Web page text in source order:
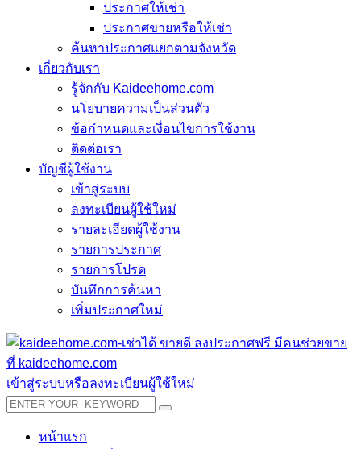
ประกาศให้เช่า
ประกาศขายหรือให้เช่า
ค้นหาประกาศแยกตามจังหวัด
เกี่ยวกับเรา
รู้จักกับ Kaideehome.com
นโยบายความเป็นส่วนตัว
ข้อกำหนดและเงื่อนไขการใช้งาน
ติดต่อเรา
บัญชีผู้ใช้งาน
เข้าสู่ระบบ
ลงทะเบียนผู้ใช้ใหม่
รายละเอียดผู้ใช้งาน
รายการประกาศ
รายการโปรด
บันทึกการค้นหา
เพิ่มประกาศใหม่
เข้าสู่ระบบหรือลงทะเบียนผู้ใช้ใหม่
หน้าแรก